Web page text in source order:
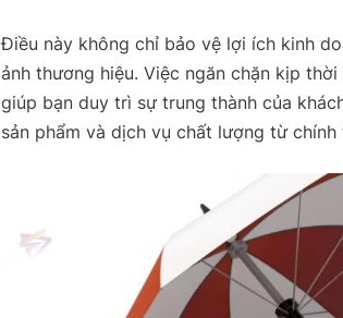
Điều này không chỉ bảo vệ lợi ích kinh
ảnh thương hiệu. Việc ngăn chặn kịp
giúp bạn duy trì sự trung thành của
sản phẩm và dịch vụ chất lượng từ